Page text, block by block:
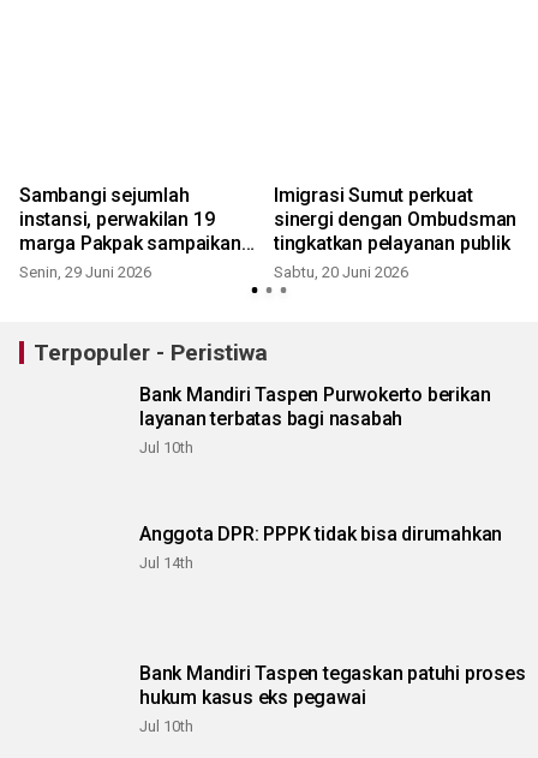
Sambangi sejumlah
instansi, perwakilan 19
marga Pakpak sampaikan
dukungan atas persetujuan
Senin, 29 Juni 2026
Imigrasi Sumut perkuat
sinergi dengan Ombudsman
tingkatkan pelayanan publik
Sabtu, 20 Juni 2026
Terpopuler - Peristiwa
Bank Mandiri Taspen Purwokerto berikan
layanan terbatas bagi nasabah
Jul 10th
Anggota DPR: PPPK tidak bisa dirumahkan
Jul 14th
Bank Mandiri Taspen tegaskan patuhi proses
hukum kasus eks pegawai
Jul 10th